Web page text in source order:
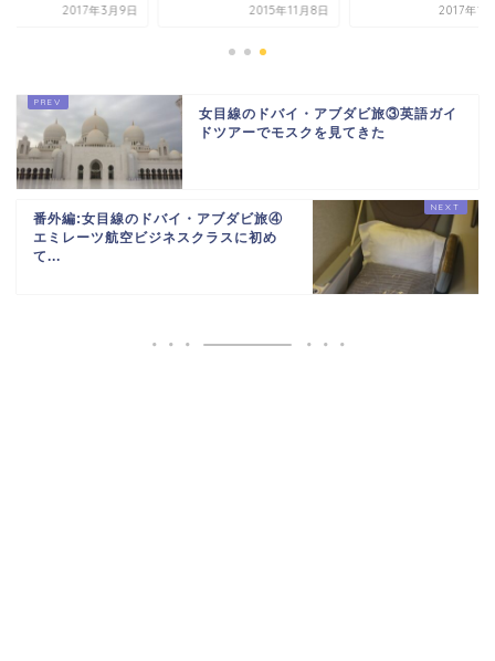
2017年3月9日 2015年11月8日 2017年12
女目線のドバイ・アブダビ旅③英語ガイ
ドツアーでモスクを見てきた
番外編:女目線のドバイ・アブダビ旅④
エミレーツ航空ビジネスクラスに初め
て...